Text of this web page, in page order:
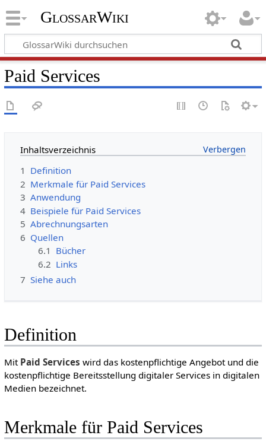
GlossarWiki
Paid Services
Inhaltsverzeichnis
1 Definition
2 Merkmale für Paid Services
3 Anwendung
4 Beispiele für Paid Services
5 Abrechnungsarten
6 Quellen
6.1 Bücher
6.2 Links
7 Siehe auch
Definition
Mit Paid Services wird das kostenpflichtige Angebot und die
kostenpflichtige Bereitsstellung digitaler Services in digitalen
Medien bezeichnet.
Merkmale für Paid Services